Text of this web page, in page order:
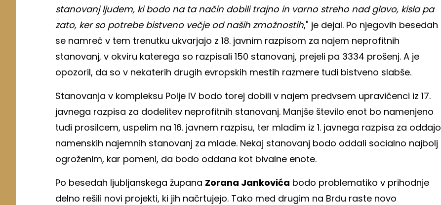
stanovanj ljudem, ki bodo na ta način dobili trajno in varno streho nad glavo, kisla pa
zato, ker so potrebe bistveno večje od naših zmožnostih," je dejal. Po njegovih besedah
se namreč v tem trenutku ukvarjajo z 18. javnim razpisom za najem neprofitnih
stanovanj, v okviru katerega so razpisali 150 stanovanj, prejeli pa 3334 prošenj. A je
opozoril, da so v nekaterih drugih evropskih mestih razmere tudi bistveno slabše.
Stanovanja v kompleksu Polje IV bodo torej dobili v najem predvsem upravičenci iz 17.
javnega razpisa za dodelitev neprofitnih stanovanj. Manjše število enot bo namenjeno
tudi prosilcem, uspelim na 16. javnem razpisu, ter mladim iz 1. javnega razpisa za oddajo
namenskih najemnih stanovanj za mlade. Nekaj stanovanj bodo oddali socialno najbolj
ogroženim, kar pomeni, da bodo oddana kot bivalne enote.
Po besedah ljubljanskega župana Zorana Jankovića bodo problematiko v prihodnje
delno rešili novi projekti, ki jih načrtujejo. Tako med drugim na Brdu raste novo